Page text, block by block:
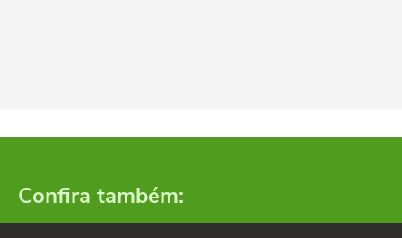
Confira também: